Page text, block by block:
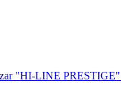
"HI-LINE PRESTIGE"